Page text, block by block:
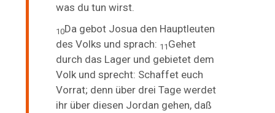
was du tun wirst.
10Da gebot Josua den Hauptleuten
des Volks und sprach: 11 Gehet
durch das Lager und gebietet dem
Volk und sprecht: Schaffet euch
Vorrat; denn über drei Tage werdet
ihr über diesen Jordan gehen, daß